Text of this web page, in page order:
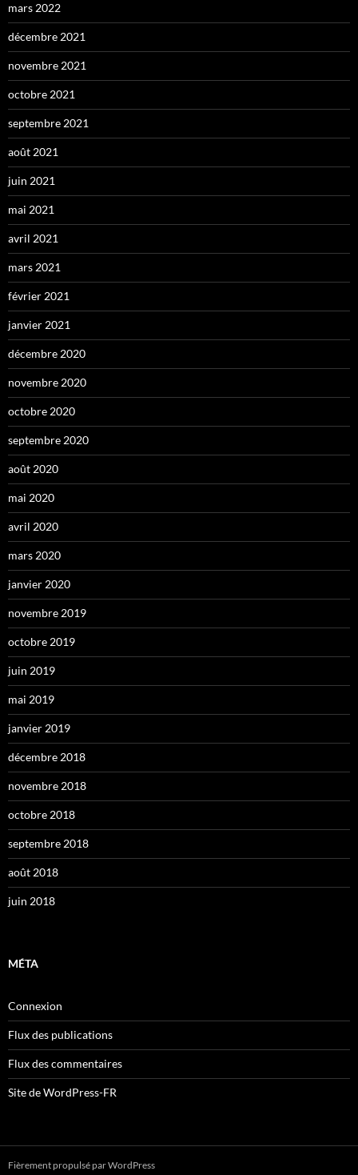
mars 2022
décembre 2021
novembre 2021
octobre 2021
septembre 2021
août 2021
juin 2021
mai 2021
avril 2021
mars 2021
février 2021
janvier 2021
décembre 2020
novembre 2020
octobre 2020
septembre 2020
août 2020
mai 2020
avril 2020
mars 2020
janvier 2020
novembre 2019
octobre 2019
juin 2019
mai 2019
janvier 2019
décembre 2018
novembre 2018
octobre 2018
septembre 2018
août 2018
juin 2018
MÉTA
Connexion
Flux des publications
Flux des commentaires
Site de WordPress-FR
Fièrement propulsé par WordPress